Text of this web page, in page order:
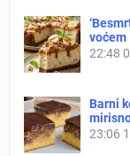
voćem
22:48
Barni
23:06